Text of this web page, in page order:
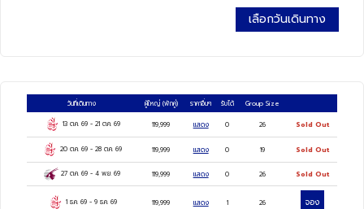
ซ่า, มหาสฟิงซ์, กิจกรรมการขี่อูฐ, พิพิธภัณฑ์แก
Hamees, เมืองคอนออมโบ, วิหารคอมออมโบ,
เมืองเอ็ดฟู่, วหิหารเอ็ดฟู่, เมืองลักซอร์, หุบผา
กษัตริย์, วิหารฮัคเซฟชุด, อนุสาวรีย์แห่่งเมนนอม,
วิหารคาร์นัค, วิหารลักซอร์, พิพิธภัณฑ์สถานแห่ง
เลือกวันเดินทาง
วันที่เดินทาง ผู้ใหญ่ (พักคู่) ราคาอื่นๆ รับได้ Group Size
13 ต.ค. 69- 21 ต.ค. 69 119,999 แสดง 0 26 Sold Out
20 ต.ค. 69 -28 ต.ค. 69 119,999 แสดง 0 19 Sold Out
27 ต.ค. 69- 4 พ.ย. 69 119,999 แสดง 0 26 Sold Out
1 ธ.ค. 69- 9 ธ.ค. 69 119,999 แสดง 1 26 จอง